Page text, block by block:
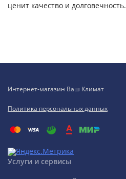
ценит качество и долговечность.
Интернет-магазин Ваш Климат
Политика персональных данных
Услуги и сервисы